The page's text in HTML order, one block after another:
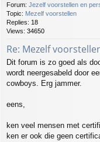
Forum: Jezelf voorstellen en
Topic: Mezelf voorstellen
Replies: 18
Views: 34650
Re: Mezelf
Dit forum is zo goed als
wordt neergesabeld door
cowboys. Erg jammer.
eens,
ken veel mensen met
ken er ook die geen